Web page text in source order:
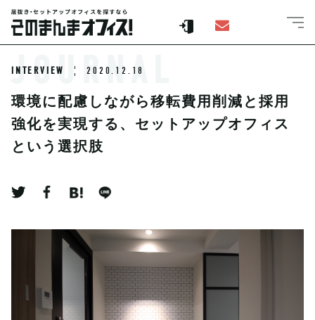
JOURNAL
INTERVIEW 2020.12.18
環境に配慮しながら移転費用削減と採用
強化を実現する、セットアップオフィス
という選択肢